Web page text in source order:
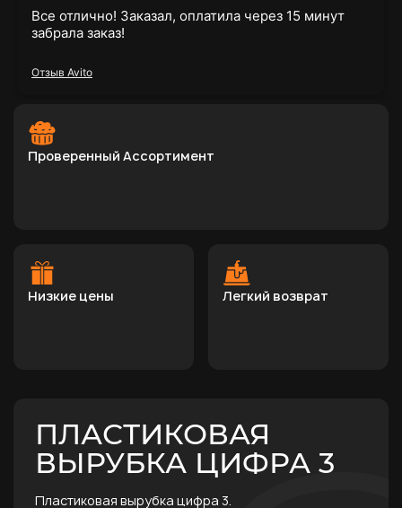
Все отлично! Заказал, оплатила через 15 минут
забрала заказ!
Отзыв Avito
Проверенный Ассортимент
Низкие цены Легкий возврат
ПЛАСТИКОВАЯ
ВЫРУБКА ЦИФРА 3
Пластиковая вырубка цифра 3.